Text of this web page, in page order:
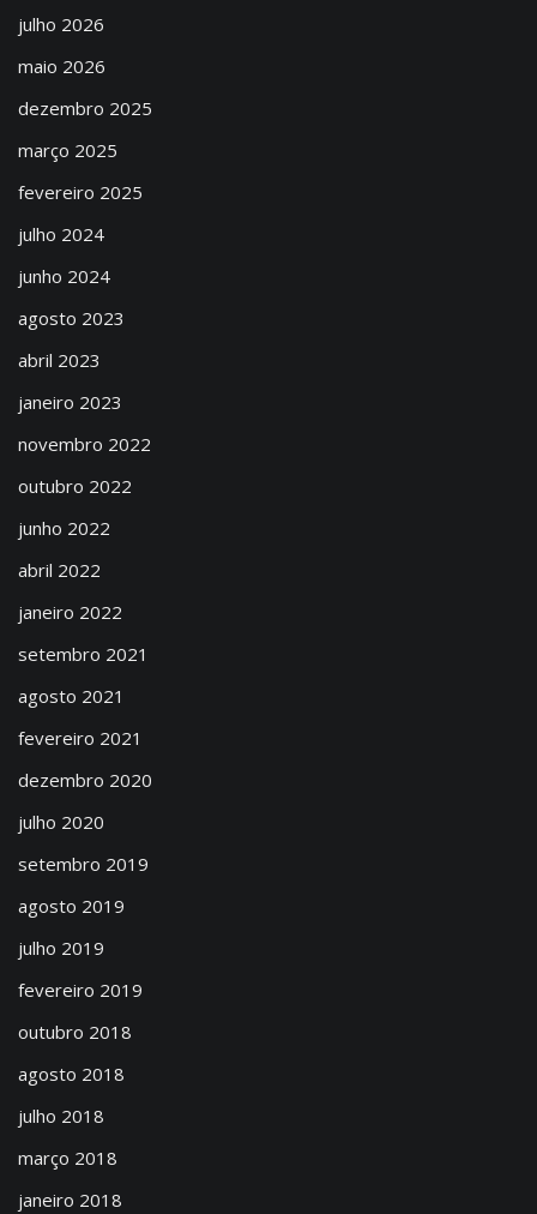
julho 2026
maio 2026
dezembro 2025
março 2025
fevereiro 2025
julho 2024
junho 2024
agosto 2023
abril 2023
janeiro 2023
novembro 2022
outubro 2022
junho 2022
abril 2022
janeiro 2022
setembro 2021
agosto 2021
fevereiro 2021
dezembro 2020
julho 2020
setembro 2019
agosto 2019
julho 2019
fevereiro 2019
outubro 2018
agosto 2018
julho 2018
março 2018
janeiro 2018